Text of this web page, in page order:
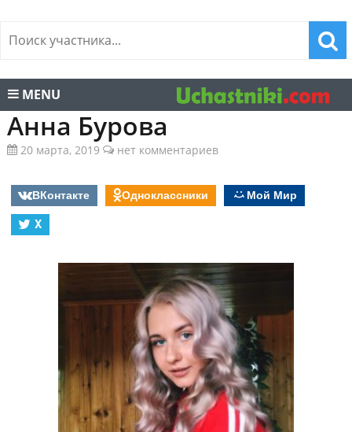
MENU
Анна Бурова
20 марта, 2019 нет комментариев
ВКонтакте Одноклассники
Мой Мир
X